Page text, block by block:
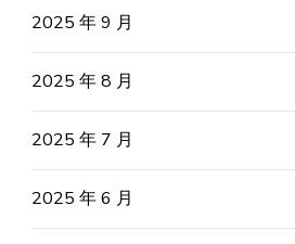
2025 年 9 月
2025 年 8 月
2025 年 7 月
2025 年 6 月